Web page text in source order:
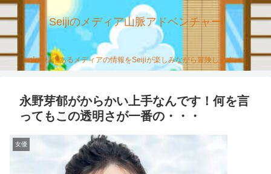
Seijiのメディア山脈アドベンチャー
山の様にあるメディアの情報をSeijiが楽しみながら冒険します。
永野芽郁がからかい上手なんです！何を言
ってもこの透明さが一番の・・・
女優